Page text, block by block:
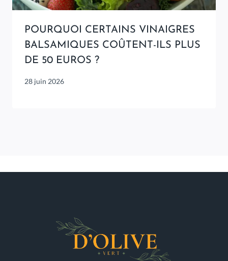
POURQUOI CERTAINS VINAIGRES
BALSAMIQUES COÛTENT-ILS PLUS
DE 50 EUROS ?
28 juin 2026